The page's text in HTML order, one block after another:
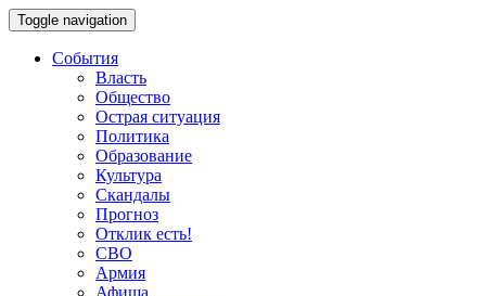
Toggle navigation
События
Власть
Общество
Острая ситуация
Политика
Образование
Культура
Скандалы
Прогноз
Отклик есть!
СВО
Армия
Афиша